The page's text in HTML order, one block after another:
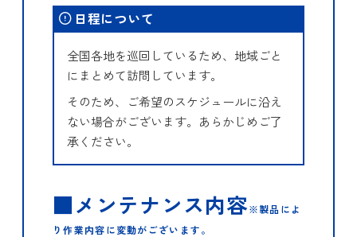
日程について
全国各地を巡回しているため、地域ごと
にまとめて訪問しています。
そのため、ご希望のスケジュールに沿え
ない場合がございます。あらかじめご了
承ください。
■メンテナンス内容※製品によ
り作業内容に変動がございます。